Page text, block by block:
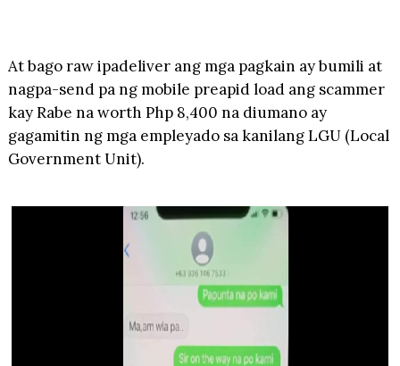
At bago raw ipadeliver ang mga pagkain ay bumili at
nagpa-send pa ng mobile preapid load ang scammer
kay Rabe na worth Php 8,400 na diumano ay
gagamitin ng mga empleyado sa kanilang LGU (Local
Government Unit).